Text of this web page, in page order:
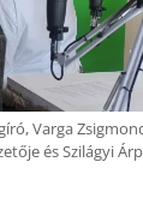
Varga
és Szilágyi